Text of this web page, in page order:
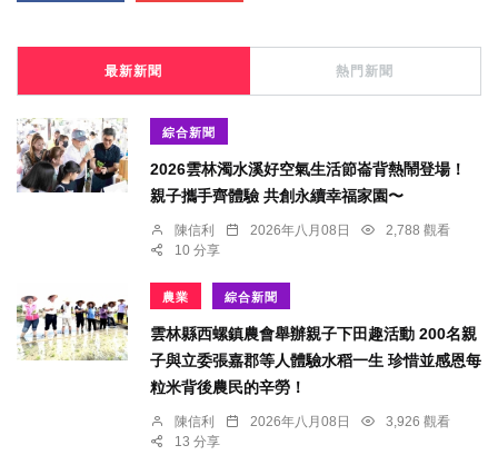
最新新聞 熱門新聞
綜合新聞
2026雲林濁水溪好空氣生活節崙背熱鬧登場！
親子攜手齊體驗 共創永續幸福家園〜
陳信利 2026年八月08日
2,788 觀看
10 分享
農業 綜合新聞
雲林縣西螺鎮農會舉辦親子下田趣活動 200名親
子與立委張嘉郡等人體驗水稻一生 珍惜並感恩每
粒米背後農民的辛勞！
陳信利 2026年八月08日
3,926 觀看
13 分享